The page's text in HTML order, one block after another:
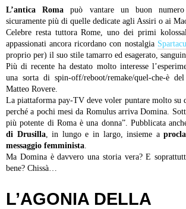
L’antica Roma può vantare un buon
sicuramente più di quelle dedicate agli Assiri o ai
Celebre resta tuttora Rome, uno dei primi
appassionati ancora ricordano con nostalgia
proprio per) il suo stile tamarro ed esagerato,
Più di recente ha destato molto interesse
una sorta di spin-off/reboot/remake/quel-che-è
Matteo Rovere.
La piattaforma pay-TV deve voler puntare molto su
perché a pochi mesi da Romulus arriva Domina.
più potente di Roma è una donna”. Pubblicata
di Drusilla, in lungo e in largo, insieme a
messaggio femminista
Ma Domina è davvero una storia vera? E
bene? Chissà…
L’AGONIA DELLA